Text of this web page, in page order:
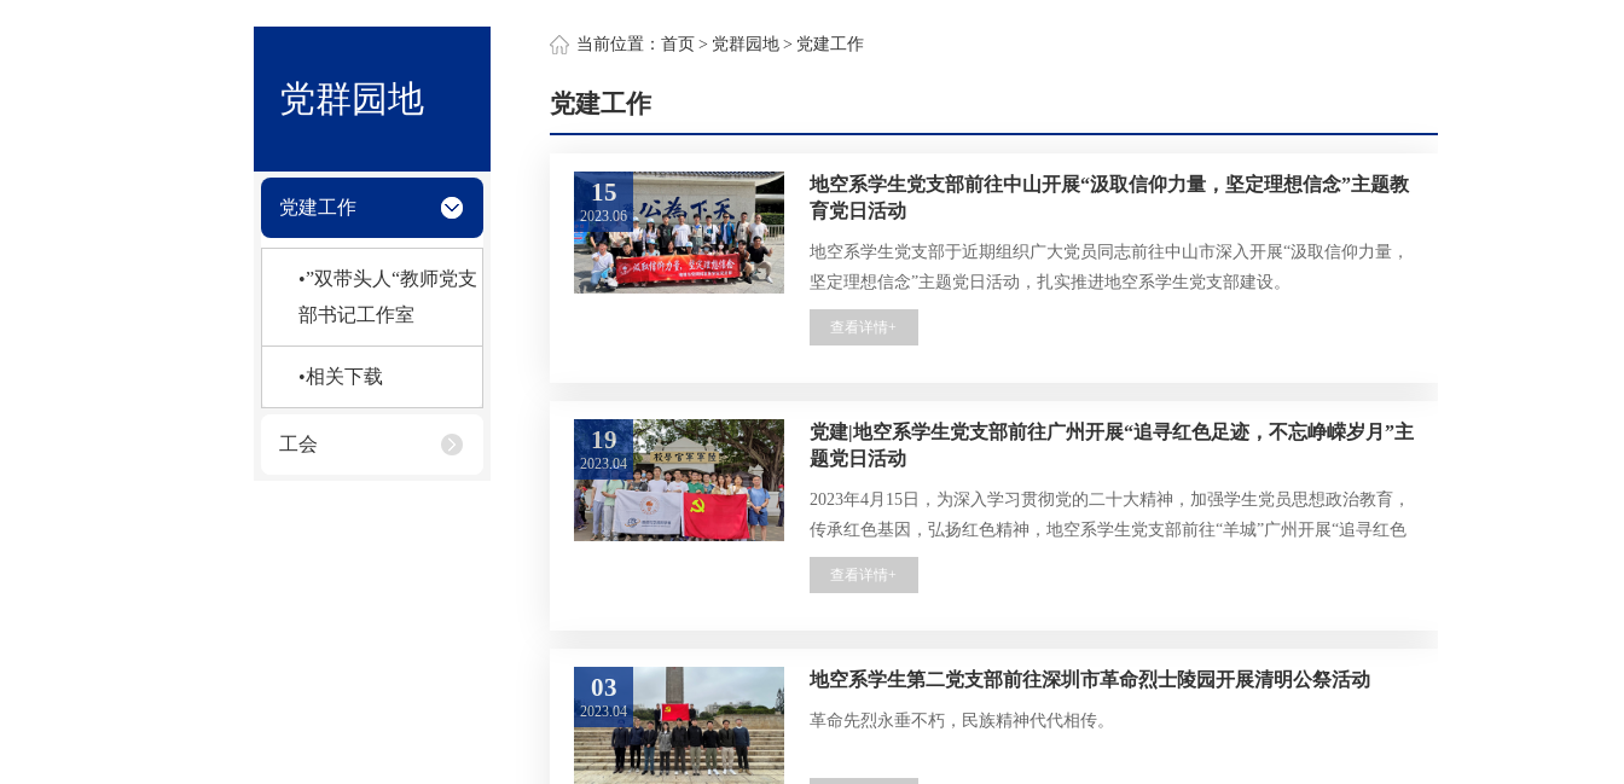
党群园地
党建工作
•”双带头人“教师党支
部书记工作室
•相关下载
工会
当前位置： 首页 > 党群园地 > 党建工作
党建工作
15
2023.06
地空系学生党支部前往中山开展“汲取信仰力量，坚定理想信念”主题教
育党日活动
地空系学生党支部于近期组织广大党员同志前往中山市深入开展“汲取信仰力量，
坚定理想信念”主题党日活动，扎实推进地空系学生党支部建设。
查看详情+
19
2023.04
党建|地空系学生党支部前往广州开展“追寻红色足迹，不忘峥嵘岁月”主
题党日活动
2023年4月15日，为深入学习贯彻党的二十大精神，加强学生党员思想政治教育，
传承红色基因，弘扬红色精神，地空系学生党支部前往“羊城”广州开展“追寻红色
足迹，不忘峥嵘岁月”红色之旅活动。
查看详情+
03
2023.04
地空系学生第二党支部前往深圳市革命烈士陵园开展清明公祭活动
革命先烈永垂不朽，民族精神代代相传。